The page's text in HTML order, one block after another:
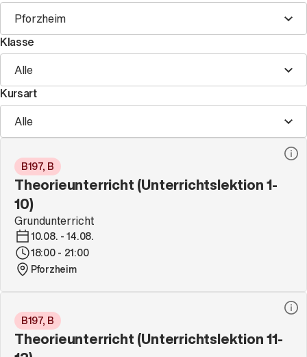
Pforzheim
Klasse
Alle
Kursart
Alle
B197, B
Theorieunterricht (Unterrichtslektion 1-
10)
Grundunterricht
10.08. - 14.08.
18:00 - 21:00
Pforzheim
B197, B
Theorieunterricht (Unterrichtslektion 11-